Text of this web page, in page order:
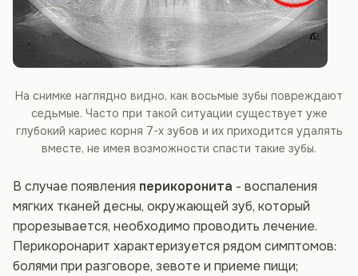
На снимке наглядно видно, как восьмые зубы повреждают
седьмые. Часто при такой ситуации существует уже
глубокий кариес корня 7-х зубов и их приходится удалять
вместе, не имея возможности спасти такие зубы.
В случае появления перикоронита - воспаления
мягких тканей десны, окружающей зуб, который
прорезывается, необходимо проводить лечение.
Перикоронарит характеризуется рядом симптомов:
болями при разговоре, зевоте и приеме пищи;